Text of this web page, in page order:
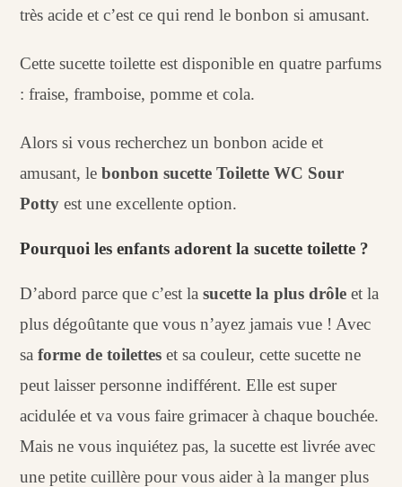
très acide et c’est ce qui rend le bonbon si amusant.
Cette sucette toilette est disponible en quatre parfums
: fraise, framboise, pomme et cola.
Alors si vous recherchez un bonbon acide et
amusant, lebonbon sucette Toilette WC Sour
Potty est une excellente option.
Pourquoi les enfants adorent la sucette toilette ?
D’abord parce que c’est la sucette la plus drôle et la
plus dégoûtante que vous n’ayez jamais vue ! Avec
saforme de toilettes et sa couleur, cette sucette ne
peut laisser personne indifférent. Elle est super
acidulée et va vous faire grimacer à chaque bouchée.
Mais ne vous inquiétez pas, la sucette est livrée avec
une petite cuillère pour vous aider à la manger plus